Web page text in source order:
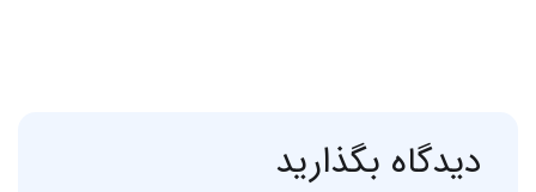
دیدگاه بگذارید